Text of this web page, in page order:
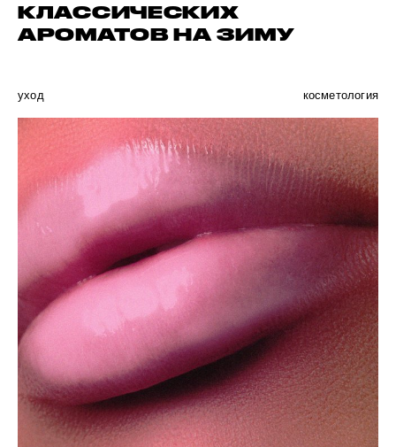
КЛАССИЧЕСКИХ
АРОМАТОВ НА ЗИМУ
уход косметология